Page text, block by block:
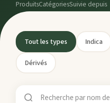
ProduitsCatégoriesSuivie depuis
Tout les types Indica
Dérivés